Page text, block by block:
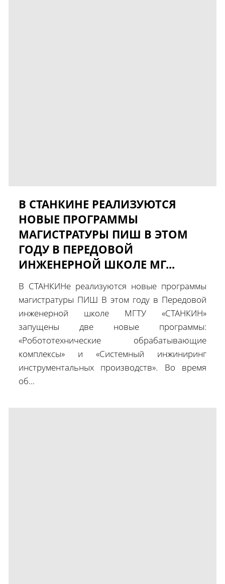
В СТАНКИНЕ РЕАЛИЗУЮТСЯ
НОВЫЕ ПРОГРАММЫ
МАГИСТРАТУРЫ ПИШ В ЭТОМ
ГОДУ В ПЕРЕДОВОЙ
ИНЖЕНЕРНОЙ ШКОЛЕ МГ...
В СТАНКИНе реализуются новые программы
магистратуры ПИШ В этом году в Передовой
инженерной школе МГТУ «СТАНКИН»
запущены две новые программы:
«Робототехнические обрабатывающие
комплексы» и «Системный инжиниринг
инструментальных производств». Во время
об...